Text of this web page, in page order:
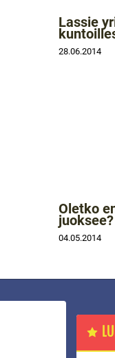
Lassie
28.06.2014
Oletko
04.05.2014